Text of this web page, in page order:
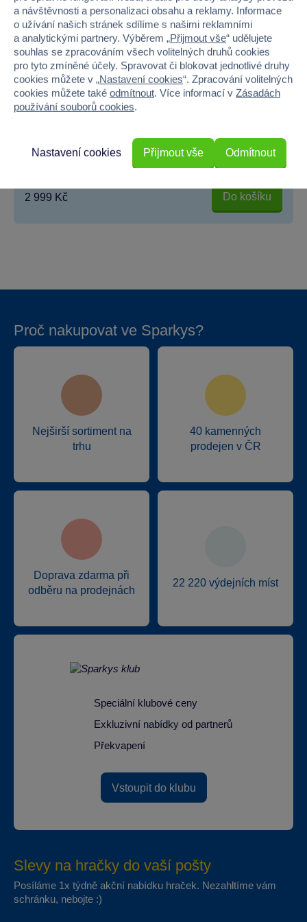
Dřevěná kuchyňka BABU je ideální pro malé kuchaře, kteří...
2 999 Kč Do košíku
Proč nakupovat ve Sparkys?
Nejširší sortiment na
trhu
40 kamenných
prodejen v ČR
Doprava zdarma při
odběru na prodejnách
22 220 výdejních míst
Speciální klubové ceny
Exkluzivní nabídky od partnerů
Překvapení
Vstoupit do klubu
Slevy na hračky do vaší pošty
Posíláme 1x týdně akční nabídku hraček. Nezahltíme vám
schránku, nebojte :)
a návštěvnosti a personalizaci obsahu a reklamy. Informace
o užívání našich stránek sdílíme s našimi reklamními
a analytickými partnery. Výběrem „Přijmout vše“ udělujete
souhlas se zpracováním všech volitelných druhů cookies
pro tyto zmíněné účely. Spravovat či blokovat jednotlivé druhy
cookies můžete v „Nastavení cookies“. Zpracování volitelných
cookies můžete také odmítnout. Více informací v Zásadách
používání souborů cookies.
Odmítnout
Nastavení cookies Přijmout vše